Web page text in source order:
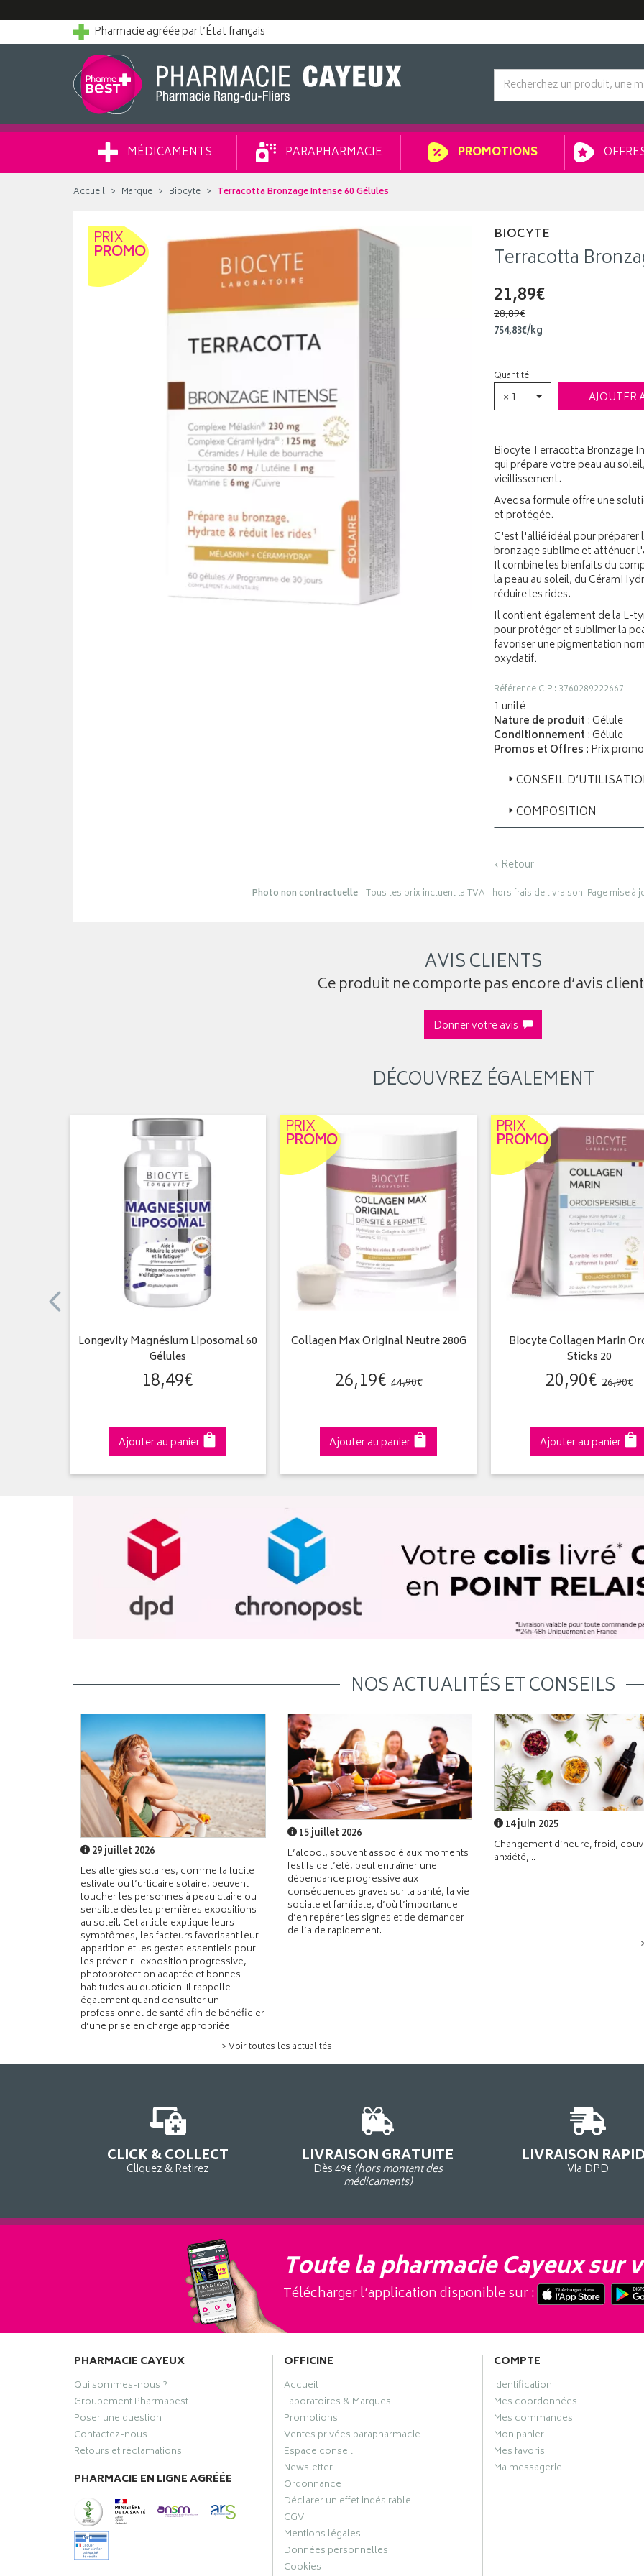
Pharmacie agréée par l’État français
MÉDICAMENTS PARAPHARMACIE PROMOTIONS
Accueil Marque Biocyte Terracotta Bronzage Intense 60 Gélules
PRIX
PROMO
BIOCYTE
Terracotta
21,89€
28,89€
754,83€/kg
Quantité
× 1 AJOUTER
Biocyte Terracotta Bronzage
qui prépare votre peau au
vieillissement.
Avec sa formule offre une
et protégée.
C'est l'allié idéal pour
bronzage sublime et atténuer
Il combine les bienfaits du
la peau au soleil, du
réduire les rides.
Il contient également de la L-
pour protéger et sublimer la
favoriser une pigmentation
oxydatif.
Référence CIP : 3760289222667
1 unité
Nature de produit : Gélule
Conditionnement : Gélule
Promos et Offres : Prix
CONSEIL
COMPOSITION
‹ Retour
Photo non contractuelle- Tous les prix incluent la TVA - hors frais de livraison. Page mise à
AVIS CLIENTS
Ce produit ne comporte pas encore d’avis
Donner votre avis
DÉCOUVREZ ÉGALEMENT
Longevity Magnésium Liposomal 60
Gélules
18,49€
Ajouter au panier
PRIX
PROMO
Collagen Max Original Neutre 280G
26,19€ 44,90€
Ajouter au panier
PRIX
PROMO
Biocyte Collagen Marin
Sticks 20
20,90€ 26,90€
Ajouter au panier
NOS ACTUALITÉS ET CONSEILS
29 juillet 2026
Les allergies solaires, comme la lucite
estivale ou l’urticaire solaire, peuvent
toucher les personnes à peau claire ou
sensible dès les premières expositions
au soleil. Cet article explique leurs
symptômes, les facteurs favorisant leur
apparition et les gestes essentiels pour
les prévenir : exposition progressive,
photoprotection adaptée et bonnes
habitudes au quotidien. Il rappelle
également quand consulter un
professionnel de santé afin de bénéficier
d’une prise en charge appropriée.
15 juillet 2026
L’alcool, souvent associé aux moments
festifs de l’été, peut entraîner une
dépendance progressive aux
conséquences graves sur la santé, la vie
sociale et familiale, d’où l’importance
d’en repérer les signes et de demander
de l’aide rapidement.
> Voir toutes les actualités
14 juin 2025
Changement d’heure, froid,
anxiété,...
CLICK & COLLECT
Cliquez & Retirez
LIVRAISON GRATUITE
Dès 49€ (hors montant des
médicaments)
LIVRAISON
Via DPD
Toute la pharmacie Cayeux sur
Télécharger l’application disponible sur :
PHARMACIE CAYEUX
Qui sommes-nous ?
Groupement Pharmabest
Poser une question
Contactez-nous
Retours et réclamations
PHARMACIE EN LIGNE AGRÉÉE
OFFICINE
Accueil
Laboratoires & Marques
Promotions
Ventes privées parapharmacie
Espace conseil
Newsletter
Ordonnance
Déclarer un effet indésirable
CGV
Mentions légales
Données personnelles
Cookies
COMPTE
Identification
Mes coordonnées
Mes commandes
Mon panier
Mes favoris
Ma messagerie